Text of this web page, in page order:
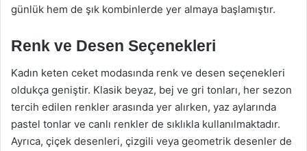
günlük hem de şık kombinlerde yer almaya başlamıştır.
Renk ve Desen Seçenekleri
Kadın keten ceket modasında renk ve desen seçenekleri
oldukça geniştir. Klasik beyaz, bej ve gri tonları, her sezon
tercih edilen renkler arasında yer alırken, yaz aylarında
pastel tonlar ve canlı renkler de sıklıkla kullanılmaktadır.
Ayrıca, çiçek desenleri, çizgili veya geometrik desenler de